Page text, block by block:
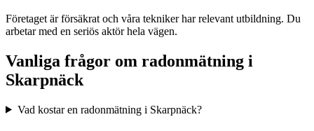
Företaget är försäkrat och våra tekniker har relevant utbildning. Du
arbetar med en seriös aktör hela vägen.
Vanliga frågor om radonmätning i
Skarpnäck
Vad kostar en radonmätning i Skarpnäck?